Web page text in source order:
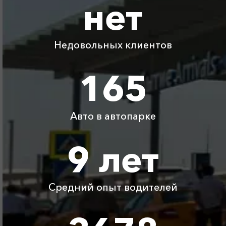
1025 ₽ 2050 ₽
Абрау-Дюрсо ⇆
500 ₽ 1000 ₽ 1500 ₽
325 ₽ 650 ₽ 975 ₽
Абрау-Дюрсо ⇆
Благовещенская
Абрау-Дюрсо ⇆
2305 ₽ 4610 ₽
Детское
Бесплатно Бесплатно
нет
Недовольных клиентов
165
Авто в автопарке
9 лет
Средний опыт водителей